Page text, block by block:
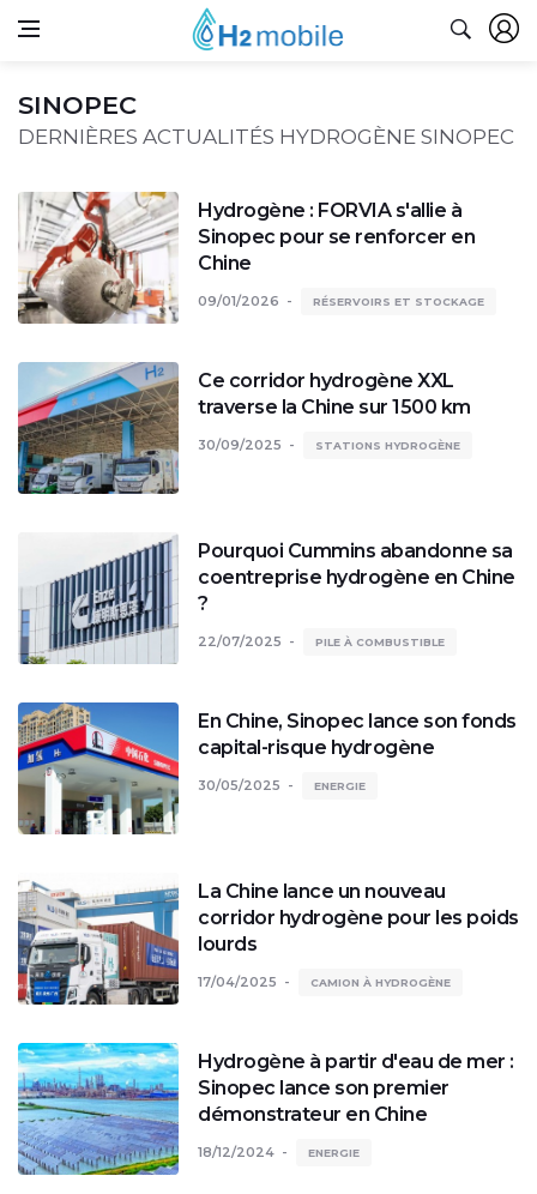
SINOPEC
DERNIÈRES ACTUALITÉS HYDROGÈNE SINOPEC
Hydrogène : FORVIA s'allie à
Sinopec pour se renforcer en
Chine
09/01/2026 RÉSERVOIRS ET STOCKAGE
Ce corridor hydrogène XXL
traverse la Chine sur 1500 km
30/09/2025 STATIONS HYDROGÈNE
Pourquoi Cummins abandonne sa
coentreprise hydrogène en Chine
?
22/07/2025 PILE À COMBUSTIBLE
En Chine, Sinopec lance son fonds
capital-risque hydrogène
30/05/2025 ENERGIE
La Chine lance un nouveau
corridor hydrogène pour les poids
lourds
17/04/2025 CAMION À HYDROGÈNE
Hydrogène à partir d'eau de mer :
Sinopec lance son premier
démonstrateur en Chine
18/12/2024 ENERGIE